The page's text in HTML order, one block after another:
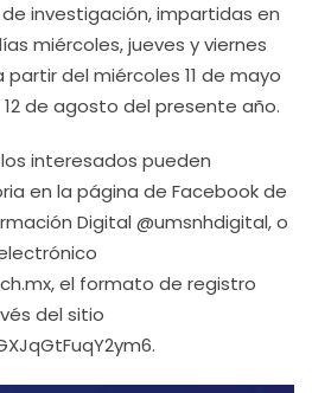
investigación, impartidas en
miércoles, jueves y viernes
partir del miércoles 11 de mayo
de agosto del presente año.
interesados pueden
en la página de Facebook de
Digital @umsnhdigital, o
el formato de registro
del sitio